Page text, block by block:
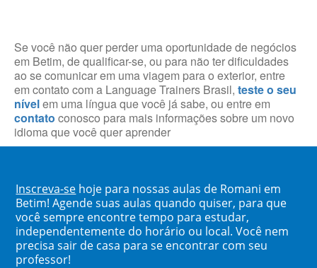
Se você não quer perder uma oportunidade de negócios
em Betim, de qualificar-se, ou para não ter dificuldades
ao se comunicar em uma viagem para o exterior, entre
em contato com a Language Trainers Brasil, teste o seu
nívelem uma língua que você já sabe, ou entre em
contato conosco para mais informações sobre um novo
idioma que você quer aprender
Inscreva-se hoje para nossas aulas de Romani em
Betim! Agende suas aulas quando quiser, para que
você sempre encontre tempo para estudar,
independentemente do horário ou local. Você nem
precisa sair de casa para se encontrar com seu
professor!